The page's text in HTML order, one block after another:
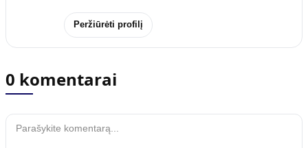
Peržiūrėti profilį
0 komentarai